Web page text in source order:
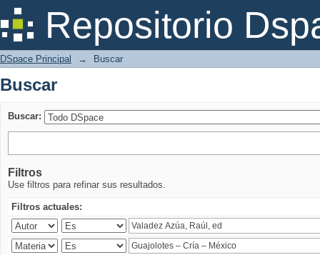
Repositorio
Buscar
DSpace Principal → Buscar
Buscar
Buscar:
Filtros
Use filtros para refinar sus resultados.
Filtros actuales: